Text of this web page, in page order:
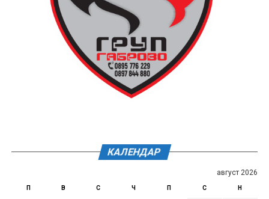
КАЛЕНДАР
август 2026
П В С Ч П С Н